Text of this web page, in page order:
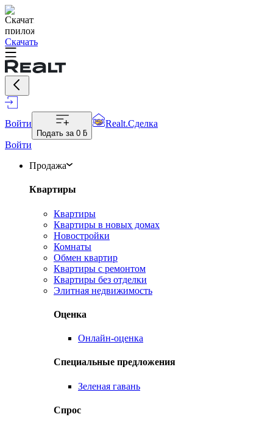
Скачать
Войти
Подать за 0 ƃ
Realt.Сделка
Войти
Продажа
Квартиры
Квартиры
Квартиры в новых домах
Новостройки
Комнаты
Обмен квартир
Квартиры с ремонтом
Квартиры без отделки
Элитная недвижимость
Оценка
Онлайн-оценка
Специальные предложения
Зеленая гавань
Спрос